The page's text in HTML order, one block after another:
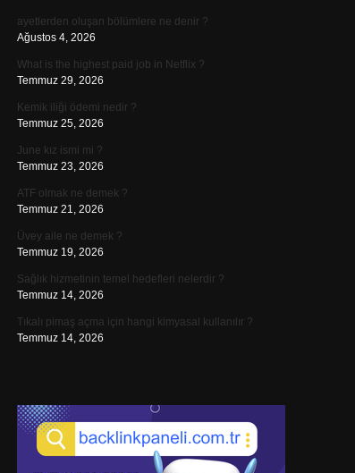
ayetlerden oluşan bölümlere ne denir ?
Ağustos 4, 2026
What is the highest paid job in Netflix ?
Temmuz 29, 2026
Kemik iliği ödemi nedir ?
Temmuz 25, 2026
June kız ismi mi ?
Temmuz 23, 2026
ATF olmak ne demek ?
Temmuz 21, 2026
Üvey aile ne demek ?
Temmuz 19, 2026
Sağlık hizmetinin temel hedefleri nelerdir ?
Temmuz 14, 2026
Tıkalı pimaş açma için hangi kimyasal kullanılır ?
Temmuz 14, 2026